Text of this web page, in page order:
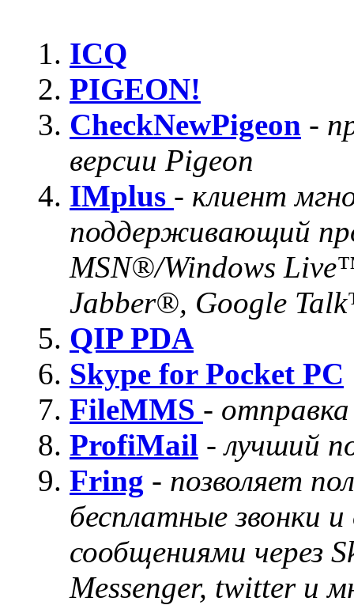
ICQ
PIGEON!
CheckNewPigeon -
версии Pigeon
IMplus - клиент
поддерживающий
MSN®/Windows
Jabber®, Google
QIP PDA
Skype for Pocket PC
FileMMS -
ProfiMail -лучший
Fring - позволяет
бесплатные звонки
сообщениями через
Messenger, twitter и